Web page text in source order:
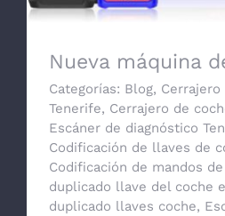
Nueva máquina
Categorías: Blog,
Tenerife, Cerrajero de
Escáner de diagnóstico
Codificación de llaves de
Codificación de mandos
duplicado llave del coche
duplicado llaves coche,